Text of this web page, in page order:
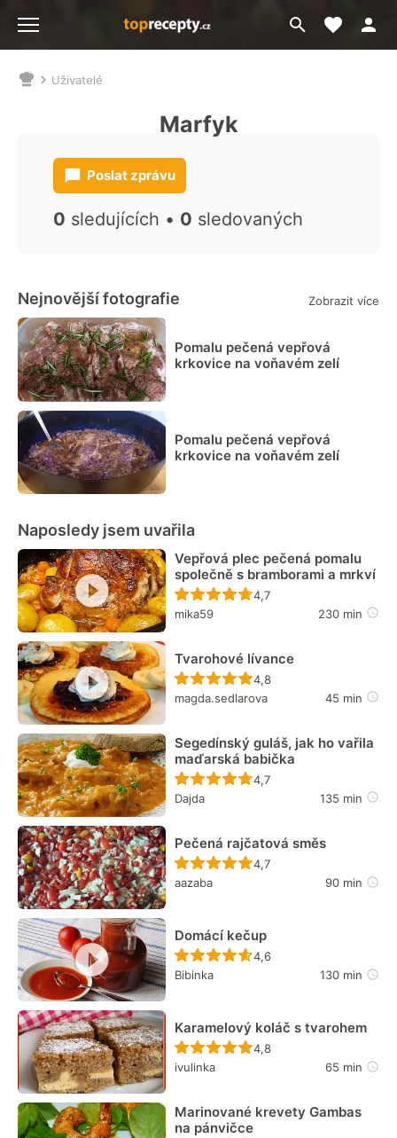
Přejít
na
Moje
NacházíteUživatelé
Marfyk
Poslat zprávu
0 sledujících • 0 sledovaných
Nejnovější fotografie Zobrazit více
Pomalu pečená vepřová
krkovice na voňavém zelí
Pomalu pečená vepřová
krkovice na voňavém zelí
Naposledy jsem uvařila
Vepřová plec pečená pomalu
společně s bramborami a mrkví
Recept ještě nebyl
4,7
mika59
230 min
Tvarohové lívance
Recept ještě nebyl
4,8
magda.sedlarova
45 min
Segedínský guláš, jak ho vařila
maďarská babička
Recept ještě nebyl
4,7
Dajda
135 min
Pečená rajčatová směs
Recept ještě nebyl
4,7
aazaba
90 min
Domácí kečup
Recept ještě nebyl
4,6
Bibinka
130 min
Karamelový koláč s tvarohem
Recept ještě nebyl
4,8
ivulinka
65 min
Marinované krevety Gambas
na pánvičce